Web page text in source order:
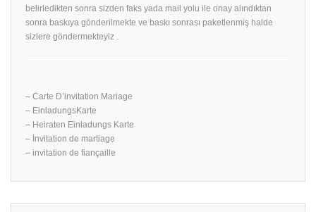
belirledikten sonra sizden faks yada mail yolu ile onay alındıktan
sonra baskıya gönderilmekte ve baskı sonrası paketlenmiş halde
sizlere göndermekteyiz .
– Carte D’invitation Mariage
– EinladungsKarte
– Heiraten Einladungs Karte
– İnvitation de martiage
– invitation de fiançaille